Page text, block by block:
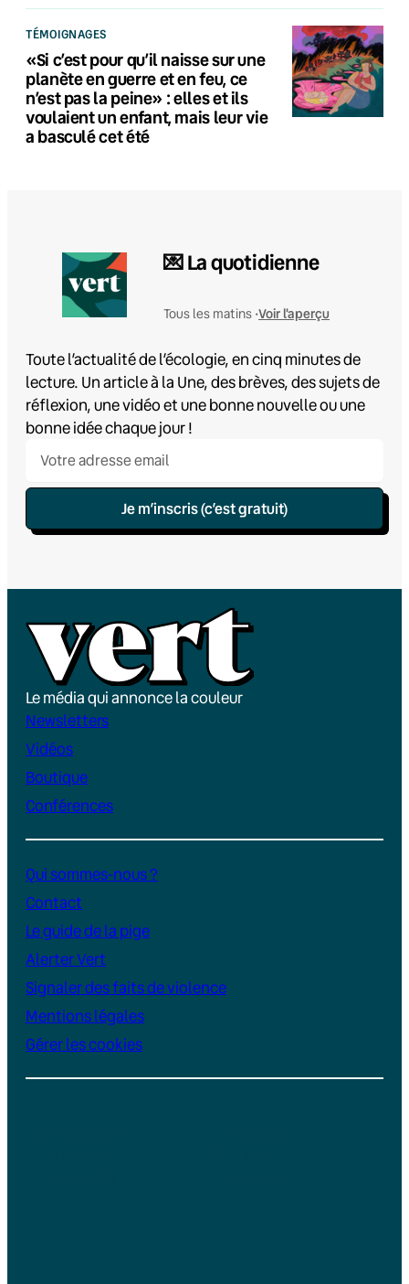
TÉMOIGNAGES
«Si c’est pour qu’il naisse sur une
planète en guerre et en feu, ce
n’est pas la peine» : elles et ils
voulaient un enfant, mais leur vie
a basculé cet été
💌 La quotidienne
Tous les matins •Voir l'aperçu
Toute l’actualité de l’écologie, en cinq minutes de
lecture. Un article à la Une, des brèves, des sujets de
réflexion, une vidéo et une bonne nouvelle ou une
bonne idée chaque jour !
Je m’inscris (c’est gratuit)
Le média qui annonce la couleur
Newsletters
Vidéos
Boutique
Conférences
Qui sommes-nous ?
Contact
Le guide de la pige
Alerter Vert
Signaler des faits de violence
Mentions légales
Gérer les cookies